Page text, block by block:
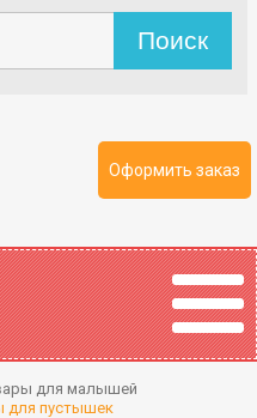
Оформить заказ
для малышей
для пустышек